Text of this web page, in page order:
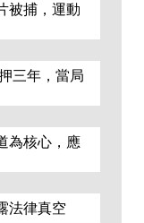
被捕，運動
三年，當局
為核心，應
法律真空